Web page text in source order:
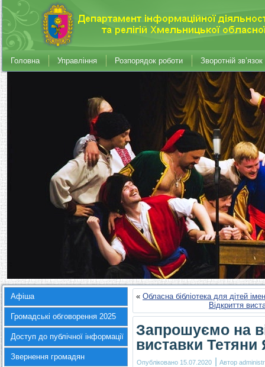
Головна Управління Розпорядок роботи Зворотній зв’язок
Афіша
Громадські обговорення 2025
Доступ до публічної інформації
Звернення громадян
« Обласна бібліотека для дітей
Відкриття
Запрошуємо на
виставки Тетяни
Опубліковано 15.07.2020 | Автор